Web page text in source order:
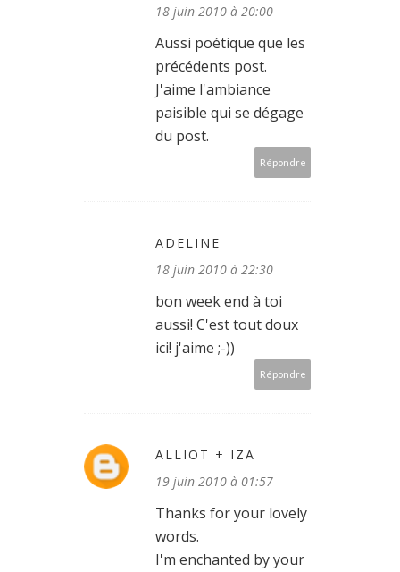
18 juin 2010 à 20:00
Aussi poétique que les
précédents post.
J'aime l'ambiance
paisible qui se dégage
du post.
Répondre
ADELINE
18 juin 2010 à 22:30
bon week end à toi
aussi! C'est tout doux
ici! j'aime ;-))
Répondre
ALLIOT + IZA
19 juin 2010 à 01:57
Thanks for your lovely
words.
I'm enchanted by your